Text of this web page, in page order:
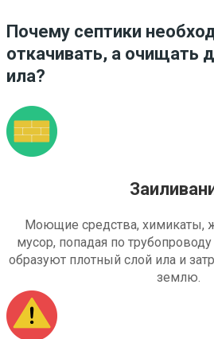
Почему септики
откачивать, а очищать
ила?
Моющие средства, химикаты,
мусор, попадая по
образуют плотный слой ила и
землю.